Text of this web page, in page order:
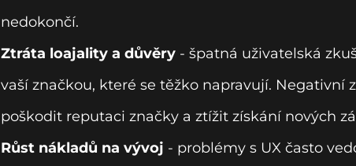
nedokončí.
Ztráta loajality a důvěry - špatná uživatelská
vaší značkou, které se těžko napravují. Negativní
poškodit reputaci značky a ztížit získání nových
Růst nákladů na vývoj - problémy s UX často